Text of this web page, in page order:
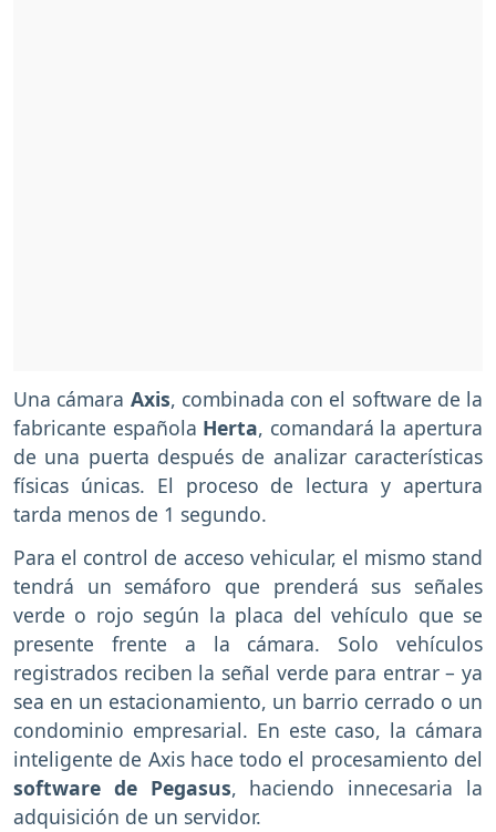
Una cámara Axis, combinada con el software de la
fabricante española Herta, comandará la apertura
de una puerta después de analizar características
físicas únicas. El proceso de lectura y apertura
tarda menos de 1 segundo.
Para el control de acceso vehicular, el mismo stand
tendrá un semáforo que prenderá sus señales
verde o rojo según la placa del vehículo que se
presente frente a la cámara. Solo vehículos
registrados reciben la señal verde para entrar – ya
sea en un estacionamiento, un barrio cerrado o un
condominio empresarial. En este caso, la cámara
inteligente de Axis hace todo el procesamiento del
software de Pegasus, haciendo innecesaria la
adquisición de un servidor.